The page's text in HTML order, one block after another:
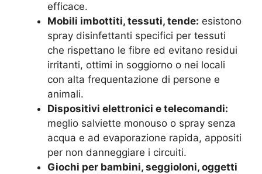
efficace.
Mobili imbottiti, tessuti, tende: esistono
spray disinfettanti specifici per tessuti
che rispettano le fibre ed evitano residui
irritanti, ottimi in soggiorno o nei locali
con alta frequentazione di persone e
animali.
Dispositivi elettronici e telecomandi:
meglio salviette monouso o spray senza
acqua e ad evaporazione rapida, appositi
per non danneggiare i circuiti.
Giochi per bambini, seggioloni, oggetti